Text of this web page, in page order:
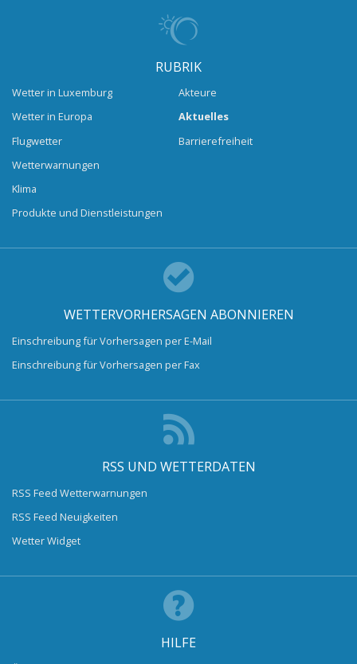
RUBRIK
Wetter in Luxemburg
Wetter in Europa
Flugwetter
Wetterwarnungen
Klima
Produkte und Dienstleistungen
Akteure
Aktuelles
Barrierefreiheit
WETTERVORHERSAGEN ABONNIEREN
Einschreibung für Vorhersagen per E-Mail
Einschreibung für Vorhersagen per Fax
RSS UND WETTERDATEN
RSS Feed Wetterwarnungen
RSS Feed Neuigkeiten
Wetter Widget
HILFE